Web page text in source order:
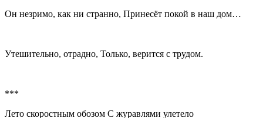
Он незримо, как ни странно, Принесёт покой в наш дом…
Утешительно, отрадно, Только, верится с трудом.
***
Лето скоростным обозом С журавлями улетело